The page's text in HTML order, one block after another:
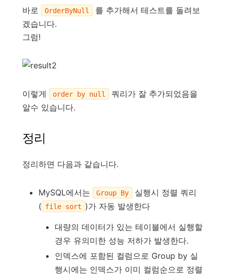
바로 OrderByNull
를 추가해서 테스트를 돌려보
겠습니다.
그럼!
이렇게 order by null
쿼리가 잘 추가되었음을
알수 있습니다.
정리
정리하면 다음과 같습니다.
MySQL에서는 Group By
실행시 정렬 쿼리
( file sort )가 자동 발생한다
대량의 데이터가 있는 테이블에서 실행할
경우 유의미한 성능 저하가 발생한다.
인덱스에 포함된 컬럼으로 Group by 실
행시에는 인덱스가 이미 컬럼순으로 정렬